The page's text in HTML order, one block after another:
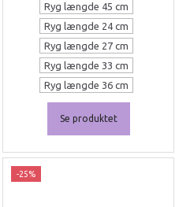
Ryg længde 45 cm
Ryg længde 24 cm
Ryg længde 27 cm
Ryg længde 33 cm
Ryg længde 36 cm
Se produktet
-25%